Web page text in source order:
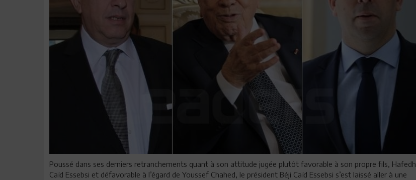
Poussé dans ses derniers retranchements quant à son attitude jugée plutôt favorable à son propre fils, Hafedh
Caïd Essebsi et défavorable à l’égard de Youssef Chahed, le président Béji Caïd Essebsi s’est laissé aller à une